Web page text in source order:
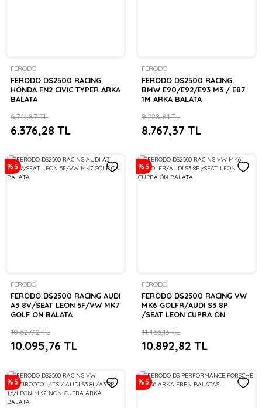
FERODO
FERODO DS2500 RACING
HONDA FN2 CIVIC TYPER ARKA
BALATA
6.376,28 TL
6.711,87 TL
FERODO
FERODO DS2500 RACING
BMW E90/E92/E93 M3 / E87
1M ARKA BALATA
8.767,37 TL
9.228,81 TL
%5
FERODO
FERODO DS2500 RACING AUDI
A3 8V/SEAT LEON 5F/VW MK7
GOLF ÖN BALATA
10.095,76 TL
10.627,12 TL
%5
FERODO
FERODO DS2500 RACING VW
MK6 GOLFR/AUDI S3 8P
/SEAT LEON CUPRA ÖN
10.892,82 TL
11.466,13 TL
%5 %5